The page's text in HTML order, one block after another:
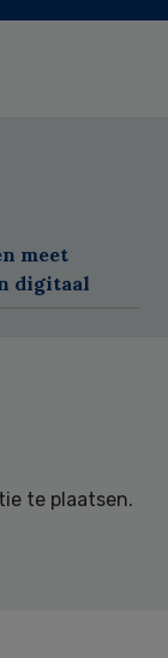
meet
digitaal
te plaatsen.